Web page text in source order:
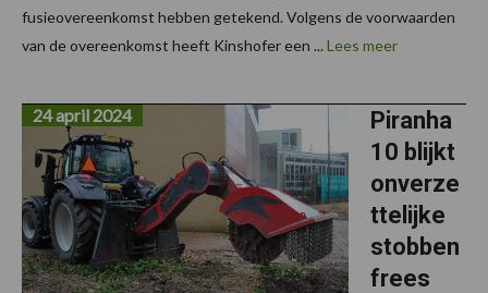
fusieovereenkomst hebben getekend. Volgens de voorwaarden
van de overeenkomst heeft Kinshofer een ... Lees meer
Piranha
10 blijkt
onverze
ttelijke
stobben
frees
24 april 2024